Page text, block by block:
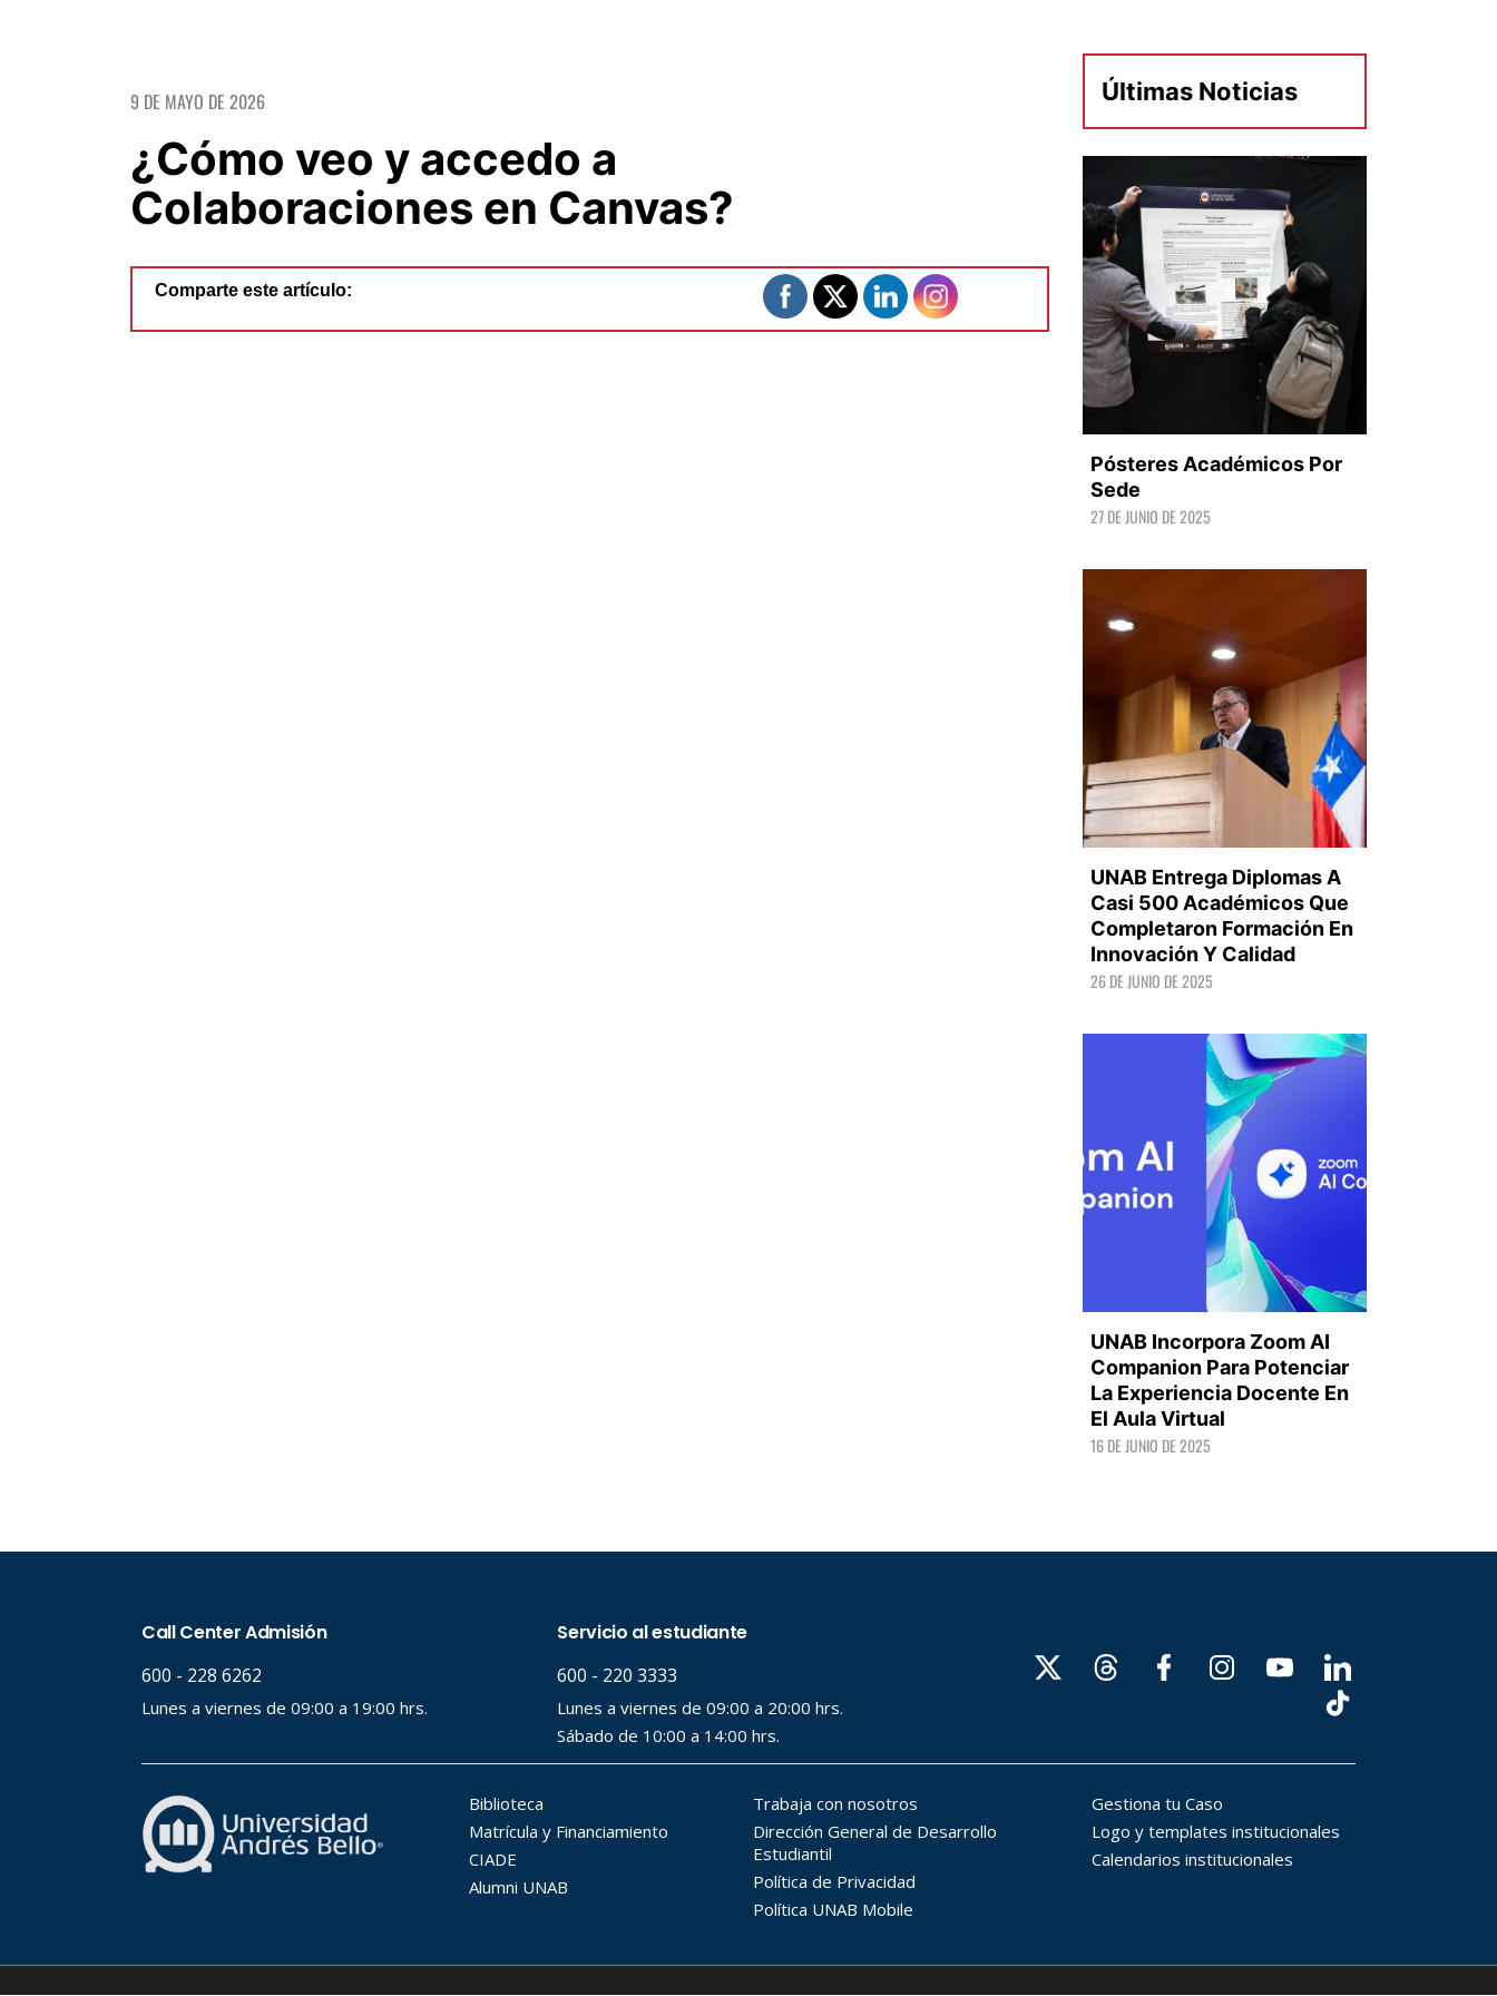
9 DE MAYO DE 2026
¿Cómo veo y accedo a
Colaboraciones en Canvas?
Comparte este artículo:
Últimas Noticias
LEER +
Pósteres Académicos Por
Sede
27 DE JUNIO DE 2025
LEER +
UNAB Entrega Diplomas A
Casi 500 Académicos Que
Completaron Formación En
Innovación Y Calidad
26 DE JUNIO DE 2025
LEER +
UNAB Incorpora Zoom AI
Companion Para Potenciar
La Experiencia Docente En
El Aula Virtual
16 DE JUNIO DE 2025